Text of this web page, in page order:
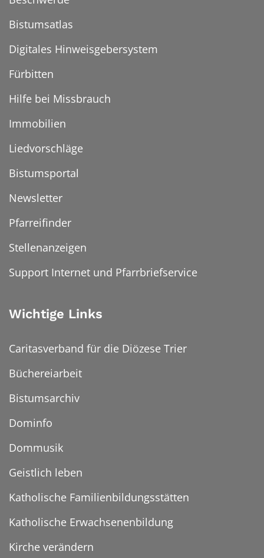
Bistumsatlas
Digitales Hinweisgebersystem
Fürbitten
Hilfe bei Missbrauch
Immobilien
Liedvorschläge
Bistumsportal
Newsletter
Pfarreifinder
Stellenanzeigen
Support Internet und Pfarrbriefservice
Wichtige Links
Caritasverband für die Diözese Trier
Büchereiarbeit
Bistumsarchiv
Dominfo
Dommusik
Geistlich leben
Katholische Familienbildungsstätten
Katholische Erwachsenenbildung
Kirche verändern